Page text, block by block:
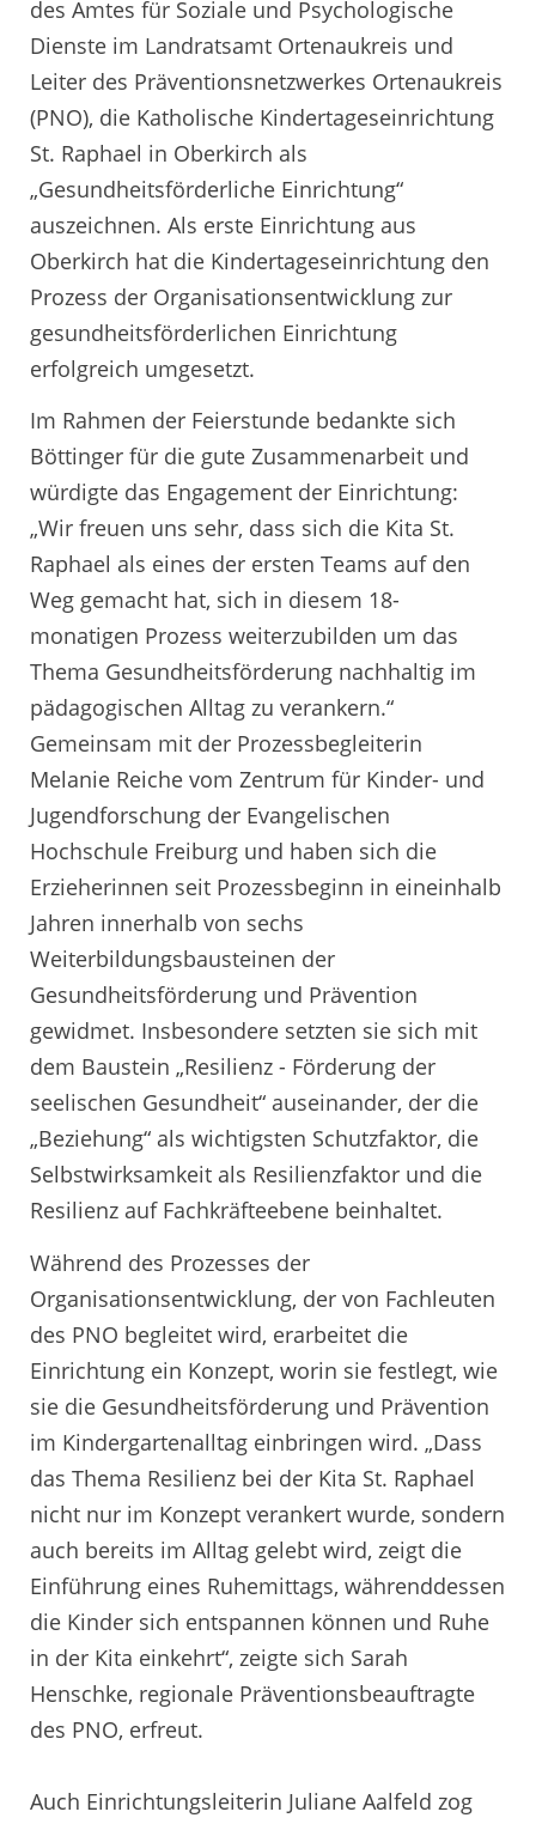
des Amtes für Soziale und Psychologische
Dienste im Landratsamt Ortenaukreis und
Leiter des Präventionsnetzwerkes Ortenaukreis
(PNO), die Katholische Kindertageseinrichtung
St. Raphael in Oberkirch als
„Gesundheitsförderliche Einrichtung“
auszeichnen. Als erste Einrichtung aus
Oberkirch hat die Kindertageseinrichtung den
Prozess der Organisationsentwicklung zur
gesundheitsförderlichen Einrichtung
erfolgreich umgesetzt.
Im Rahmen der Feierstunde bedankte sich
Böttinger für die gute Zusammenarbeit und
würdigte das Engagement der Einrichtung:
„Wir freuen uns sehr, dass sich die Kita St.
Raphael als eines der ersten Teams auf den
Weg gemacht hat, sich in diesem 18-
monatigen Prozess weiterzubilden um das
Thema Gesundheitsförderung nachhaltig im
pädagogischen Alltag zu verankern.“
Gemeinsam mit der Prozessbegleiterin
Melanie Reiche vom Zentrum für Kinder- und
Jugendforschung der Evangelischen
Hochschule Freiburg und haben sich die
Erzieherinnen seit Prozessbeginn in eineinhalb
Jahren innerhalb von sechs
Weiterbildungsbausteinen der
Gesundheitsförderung und Prävention
gewidmet. Insbesondere setzten sie sich mit
dem Baustein „Resilienz - Förderung der
seelischen Gesundheit“ auseinander, der die
„Beziehung“ als wichtigsten Schutzfaktor, die
Selbstwirksamkeit als Resilienzfaktor und die
Resilienz auf Fachkräfteebene beinhaltet.
Während des Prozesses der
Organisationsentwicklung, der von Fachleuten
des PNO begleitet wird, erarbeitet die
Einrichtung ein Konzept, worin sie festlegt, wie
sie die Gesundheitsförderung und Prävention
im Kindergartenalltag einbringen wird. „Dass
das Thema Resilienz bei der Kita St. Raphael
nicht nur im Konzept verankert wurde, sondern
auch bereits im Alltag gelebt wird, zeigt die
Einführung eines Ruhemittags, währenddessen
die Kinder sich entspannen können und Ruhe
in der Kita einkehrt“, zeigte sich Sarah
Henschke, regionale Präventionsbeauftragte
des PNO, erfreut.
Auch Einrichtungsleiterin Juliane Aalfeld zog